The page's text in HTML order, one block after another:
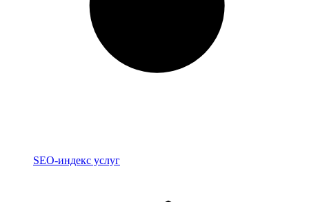
Индекс
SEO-индекс услуг